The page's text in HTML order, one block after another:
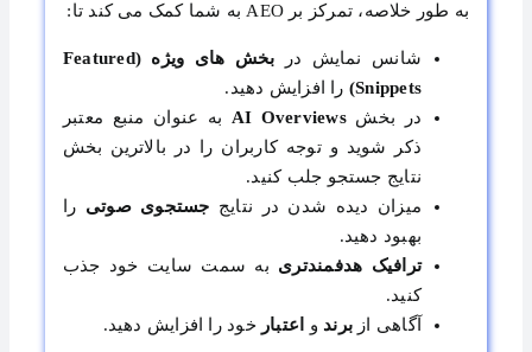
به طور خلاصه، تمرکز بر AEO به شما کمک می کند تا:
شانس نمایش در
بخش های ویژه (Featured
Snippets)
را افزایش دهید.
در بخش AI Overviews
به عنوان منبع معتبر
ذکر شوید و توجه کاربران را در بالاترین بخش
نتایج جستجو جلب کنید.
میزان دیده شدن در نتایج جستجوی صوتی را
بهبود دهید.
ترافیک هدفمندتری به سمت سایت خود جذب
کنید.
آگاهی ازبرند و اعتبار خود را افزایش دهید.